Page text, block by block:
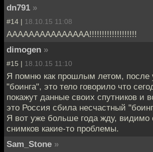
dn791 »
#14 | 18.10.15 11:08
ААААААААААААААА!!!!!!!!!!!!!!!!!!!
dimogen »
#15 | 18.10.15 11:10
Я помню как прошлым летом, после
"боинга", это тело говорило что
покажут данные своих спутников и
это Россия сбила несчастный
Я вот уже больше года жду, видимо
снимков какие-то проблемы.
Sam_Stone »